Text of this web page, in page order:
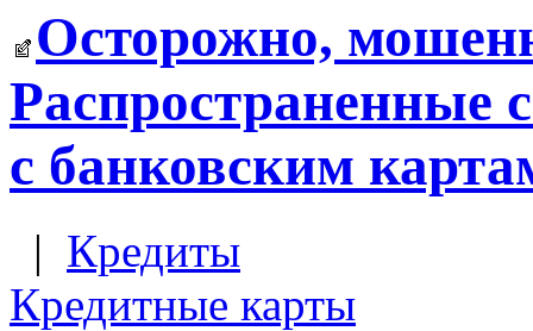
Осторожно,
Распространенные
с банковским
| Кредиты
Кредитные карты